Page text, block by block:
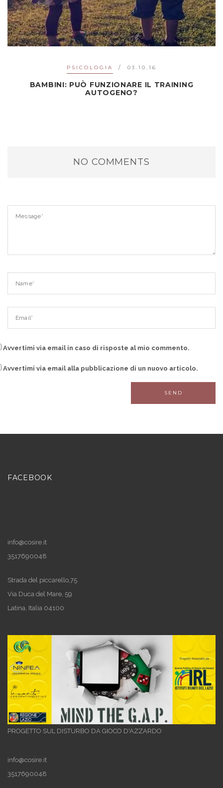
PSICOLOGIA 03.10.16
BAMBINI: PUÒ FUNZIONARE IL TRAINING
AUTOGENO?
NO COMMENTS
Avvertimi via email in caso di risposte al mio commento.
Avvertimi via email alla pubblicazione di un nuovo articolo.
FACEBOOK
info@cosire.it
3517690048
Strada del piccarello,75
Via Duca del Mare, 59
Latina, Italia 04100
PROGETTO SUL DISTURBO DA GIOCO D'AZZARDO
info@cosire.it
3517690048